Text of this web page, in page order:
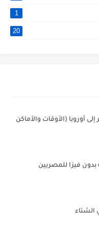
1
20
أوروبا (الأوقات والأماكن
فيزا للمصريين
الشتاء